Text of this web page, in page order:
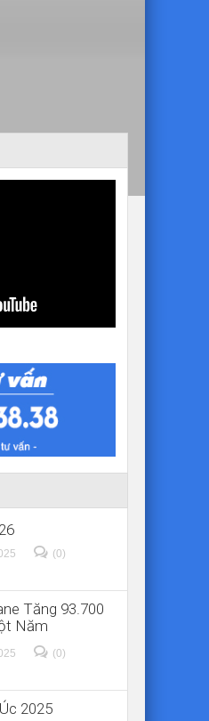
(0)
Tăng 93.700
Năm
(0)
2025